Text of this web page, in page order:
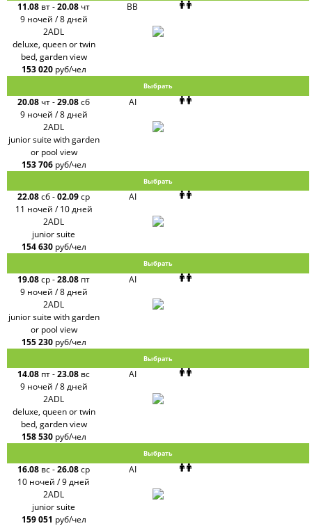
11.08 вт-20.08 чт
9 ночей / 8 дней
BB
2ADL
deluxe, queen or twin
bed, garden view
153 020 руб/чел
Выбрать
20.08 чт-29.08сб
9 ночей / 8 дней
AI
2ADL
junior suite with garden
or pool view
153 706 руб/чел
Выбрать
22.08сб-02.09ср
11 ночей / 10 дней
AI
2ADL
junior suite
154 630 руб/чел
Выбрать
19.08ср-28.08 пт
9 ночей / 8 дней
AI
2ADL
junior suite with garden
or pool view
155 230 руб/чел
Выбрать
14.08 пт-23.08 вс
9 ночей / 8 дней
AI
2ADL
deluxe, queen or twin
bed, garden view
158 530 руб/чел
Выбрать
16.08 вс-26.08ср
10 ночей / 9 дней
AI
2ADL
junior suite
159 051 руб/чел